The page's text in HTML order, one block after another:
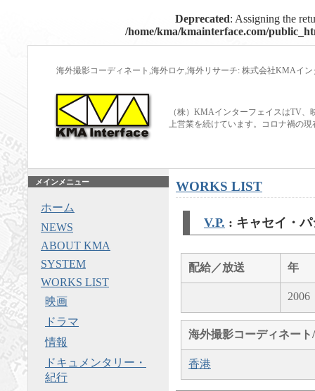
Deprecated: Assigning the
/home/kma/kmainterface.com/
海外撮影コーディネート,海外ロケ,海外リサーチ: 株式会社KMAイ
（株）KMAインターフェイスはTV
上営業を続けています。コロナ禍の
WORKS LIST
V.P. : キャセイ・
配給／放送 年
2006
海外撮影コーディネー
香港
メインメニュー
ホーム
NEWS
ABOUT KMA
SYSTEM
WORKS LIST
映画
ドラマ
情報
ドキュメンタリー・
紀行